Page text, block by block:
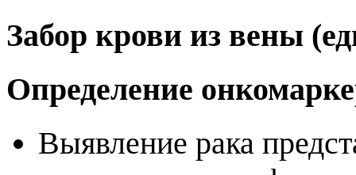
Забор крови из вены
Определение
Выявление рака